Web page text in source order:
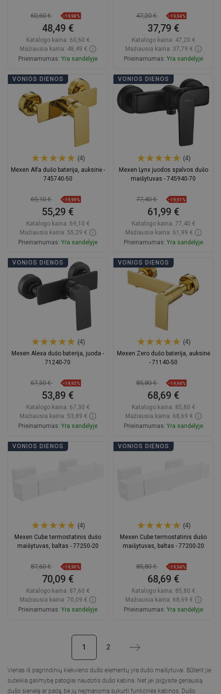
60,60 € −19,98%
48,49 €
Katalogo kaina: 60,60 €
Mažiausia kaina: 48,49 €
Prieinamumas: Yra sandėlyje
Į krepšelį
favorite_border Mėgstami
Palyginti
47,20 € −19,94%
37,79 €
Katalogo kaina: 47,20 €
Mažiausia kaina: 37,79 €
Prieinamumas: Yra sandėlyje
Į krepšelį
Mėgstami
Palyginti
VONIOS DIENOS
(4)
Mexen Alfa dušo baterija, auksinė -
745740-50
69,10 € −19,99%
55,29 €
Katalogo kaina: 69,10 €
Mažiausia kaina: 55,29 €
Prieinamumas: Yra sandėlyje
Į krepšelį
favorite_border Mėgstami
Palyginti
VONIOS DIENOS
(4)
Mexen Lynx juodos spalvos dušo
maišytuvas - 745940-70
77,40 € −19,91%
61,99 €
Katalogo kaina: 77,40 €
Mažiausia kaina: 61,99 €
Prieinamumas: Yra sandėlyje
Į krepšelį
Mėgstami
Palyginti
VONIOS DIENOS
(4)
Mexen Alexa dušo baterija, juoda -
71240-70
67,30 € −19,93%
53,89 €
Katalogo kaina: 67,30 €
Mažiausia kaina: 53,89 €
Prieinamumas: Yra sandėlyje
Į krepšelį
VONIOS DIENOS
(4)
Mexen Zero dušo baterija, auksinė
- 71140-50
85,80 € −19,94%
68,69 €
Katalogo kaina: 85,80 €
Mažiausia kaina: 68,69 €
Prieinamumas: Yra sandėlyje
Į krepšelį
VONIOS DIENOS
(4)
Mexen Cube termostatinis dušo
maišytuvas, baltas - 77250-20
87,60 € −19,99%
70,09 €
Katalogo kaina: 87,60 €
Mažiausia kaina: 70,09 €
Prieinamumas: Yra sandėlyje
Mėgstami
VONIOS DIENOS
(4)
Mexen Cube termostatinis dušo
maišytuvas, baltas - 77200-20
85,80 € −19,94%
68,69 €
Katalogo kaina: 85,80 €
Mažiausia kaina: 68,69 €
Prieinamumas: Yra sandėlyje
Palyginti
1 2 Tęsti
Vienas iš pagrindinių kiekvieno dušo elementų yra dušo maišytuvai. Būtent jie
suteikia galimybę patogiai naudotis dušo kabina. Net jei įsigysite geriausią
dušo sienelę ar padą, be jų neįmanoma sukurti funkcinės kabinos. Dušo